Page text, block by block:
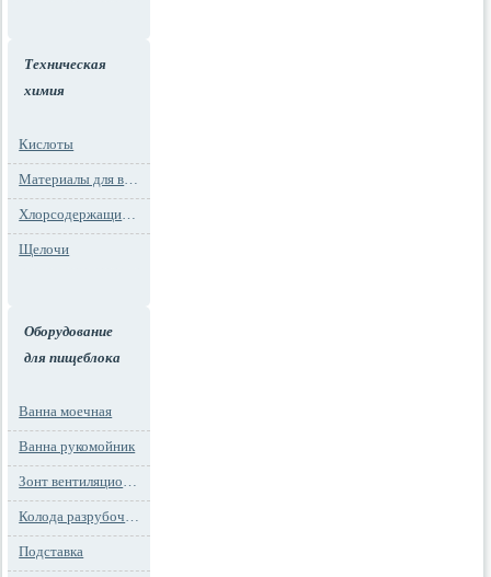
Техническая
химия
Кислоты
Материалы для водоподготовки
Хлорсодержащие препараты
Щелочи
Оборудование
для пищеблока
Ванна моечная
Ванна рукомойник
Зонт вентиляционный
Колода разрубочная
Подставка